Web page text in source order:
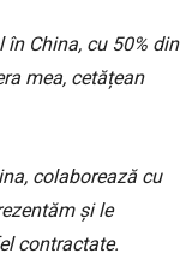
China, cu 50% din
mea, cetățean
colaborează cu
și le
contractate.